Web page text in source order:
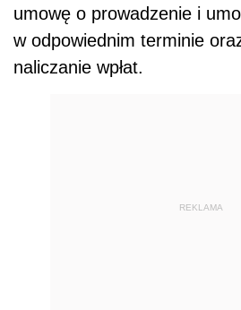
umowę o prowadzenie i
w odpowiednim terminie
naliczanie wpłat.
REKLAMA